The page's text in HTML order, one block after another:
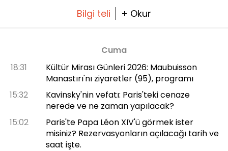
Bilgi teli + Okur
Cuma
18:31
Kültür Mirası Günleri 2026: Maubuisson
Manastırı'nı ziyaretler (95), programı
15:32
Kavinsky'nin vefatı: Paris'teki cenaze
nerede ve ne zaman yapılacak?
15:02
Paris'te Papa Léon XIV'ü görmek ister
misiniz? Rezervasyonların açılacağı tarih ve
saat işte.